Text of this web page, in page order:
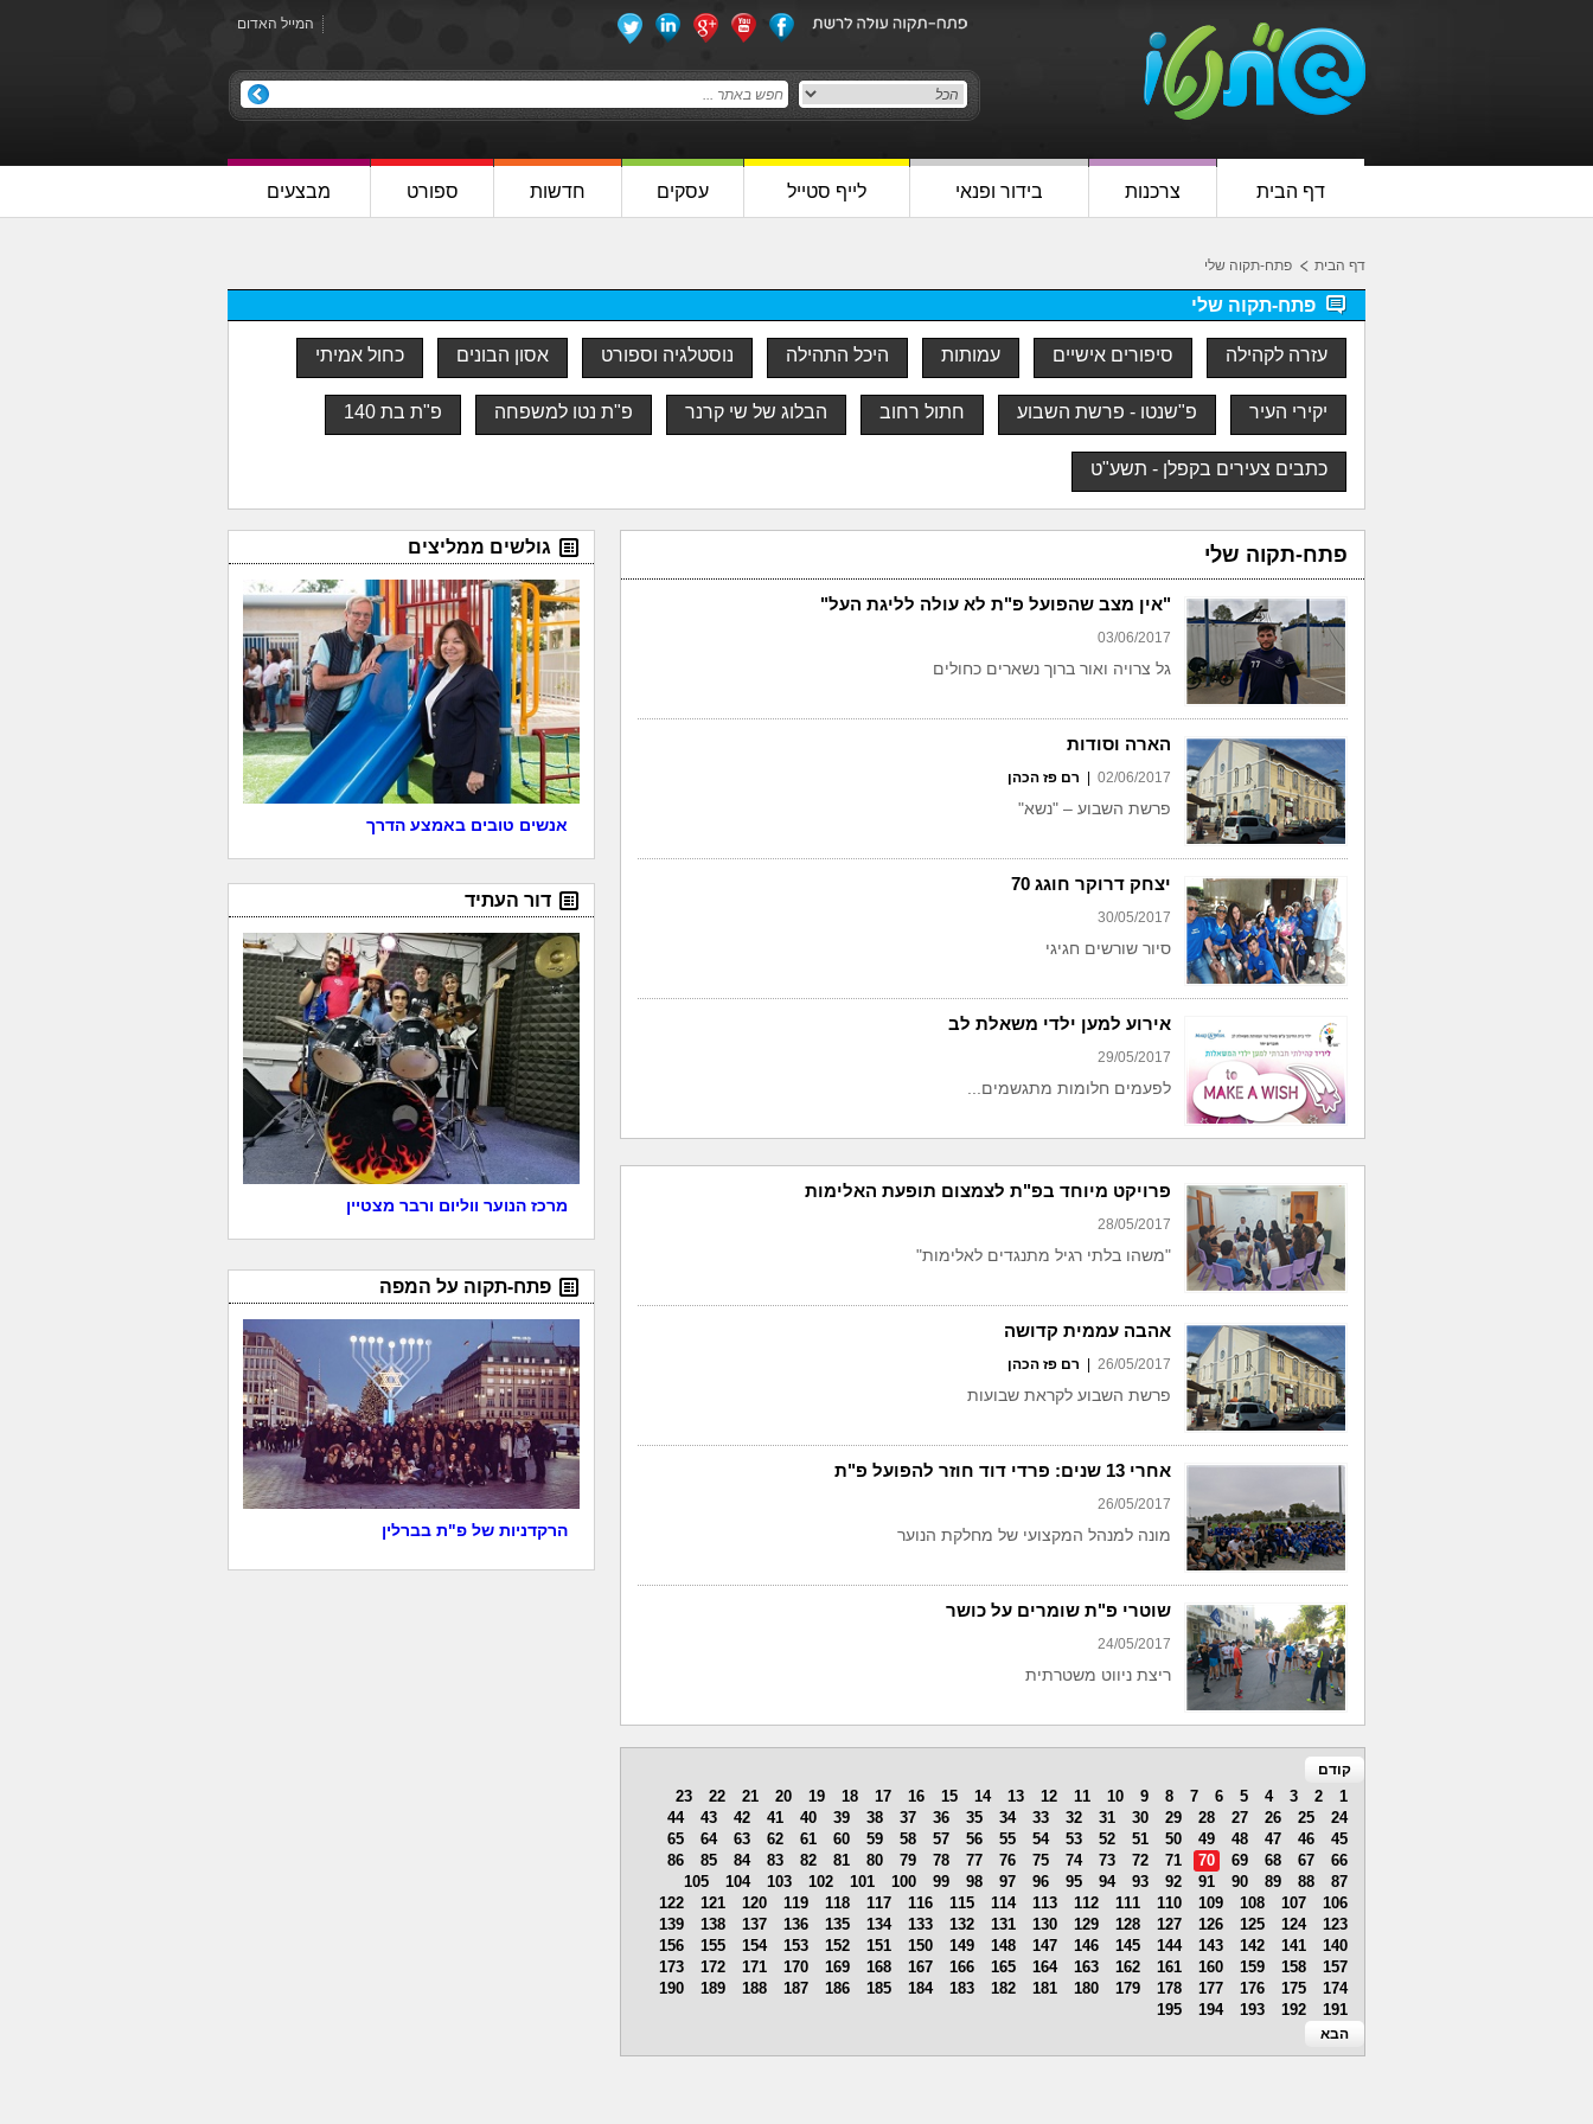
המייל האדום
דף הבית צרכנות בידור ופנאי לייף סטייל עסקים חדשות ספורט מבצעים
דף הבית פתח-תקוה שלי
פתח-תקוה שלי
עזרה לקהילה סיפורים אישיים עמותות היכל התהילה נוסטלגיה וספורט אסון הבונים כחול אמיתי
יקירי העיר פ"שנטו - פרשת השבוע חתול רחוב הבלוג של שי קרנר פ"ת נטו למשפחה פ"ת בת 140
כתבים צעירים בקפלן - תשע"ט
פתח-תקוה שלי
"אין מצב שהפועל פ"ת לא עולה לליגת העל"
03/06/2017
גל צרויה ואור ברוך נשארים כחולים
הארה וסודות
02/06/2017 רם פז הכהן
פרשת השבוע – "נשא"
יצחק דרוקר חוגג 70
30/05/2017
סיור שורשים חגיגי
אירוע למען ילדי משאלת לב
29/05/2017
לפעמים חלומות מתגשמים...
פרויקט מיוחד בפ"ת לצמצום תופעת האלימות
28/05/2017
"משהו בלתי רגיל מתנגדים לאלימות"
אהבה עממית קדושה
26/05/2017 רם פז הכהן
פרשת השבוע לקראת שבועות
אחרי 13 שנים: פרדי דוד חוזר להפועל פ"ת
26/05/2017
מונה למנהל המקצועי של מחלקת הנוער
שוטרי פ"ת שומרים על כושר
24/05/2017
ריצת ניווט משטרתית
קודם
1
2
3
4
5
6
7
8
9
10
11
12
13
14
15
16
17
18
19
20
21
22
23
24
25
26
27
28
29
30
31
32
33
34
35
36
37
38
39
40
41
42
43
44
45
46
47
48
49
50
51
52
53
54
55
56
57
58
59
60
61
62
63
64
65
66
67
68
69
70
71
72
73
74
75
76
77
78
79
80
81
82
83
84
85
86
87
88
89
90
91
92
93
94
95
96
97
98
99
100
101
102
103
104
105
106
107
108
109
110
111
112
113
114
115
116
117
118
119
120
121
122
123
124
125
126
127
128
129
130
131
132
133
134
135
136
137
138
139
140
141
142
143
144
145
146
147
148
149
150
151
152
153
154
155
156
157
158
159
160
161
162
163
164
165
166
167
168
169
170
171
172
173
174
175
176
177
178
179
180
181
182
183
184
185
186
187
188
189
190
191
192
193
194
195
הבא
גולשים ממליצים
אנשים טובים באמצע הדרך
דור העתיד
מרכז הנוער ווליום ורבר מצטיין
פתח-תקוה על המפה
הרקדניות של פ"ת בברלין